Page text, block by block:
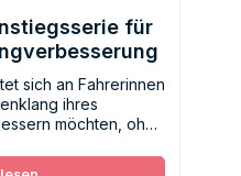
für
sich an Fahrerinnen
ihres
möchten, ohne